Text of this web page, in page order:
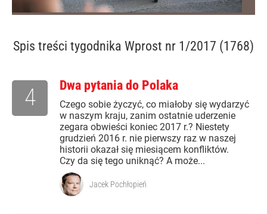
Spis treści tygodnika Wprost nr 1/2017 (1768)
Dwa pytania do Polaka
Czego sobie życzyć, co miałoby się wydarzyć
w naszym kraju, zanim ostatnie uderzenie
zegara obwieści koniec 2017 r.? Niestety
grudzień 2016 r. nie pierwszy raz w naszej
historii okazał się miesiącem konfliktów.
Czy da się tego uniknąć? A może...
4
Jacek Pochłopień